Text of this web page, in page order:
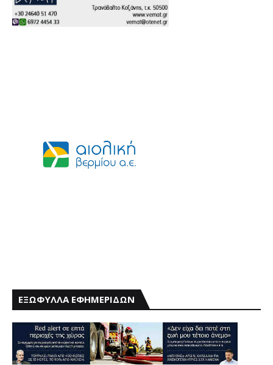
ΕΞΩΦΥΛΛΑ ΕΦΗΜΕΡΙΔΩΝ